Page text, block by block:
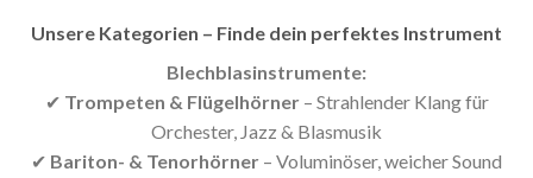
Unsere Kategorien – Finde dein perfektes Instrument
Blechblasinstrumente:
✔ Trompeten & Flügelhörner– Strahlender Klang für
Orchester, Jazz & Blasmusik
✔ Bariton- & Tenorhörner – Voluminöser, weicher Sound